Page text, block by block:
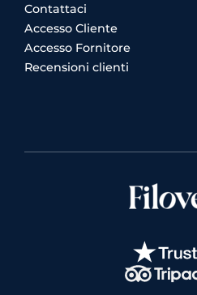
Contattaci
Accesso Cliente
Accesso Fornitore
Recensioni clienti